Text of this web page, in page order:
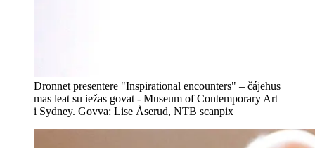
Dronnet presentere "Inspirational encounters" – čájehus
mas leat su iežas govat - Museum of Contemporary Art
i Sydney. Govva: Lise Åserud, NTB scanpix